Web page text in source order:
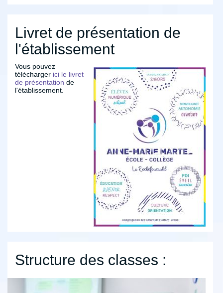
Livret de présentation de
l'établissement
Vous pouvez
télécharger ici le livret
de présentation de
l'établissement.
Structure des classes :